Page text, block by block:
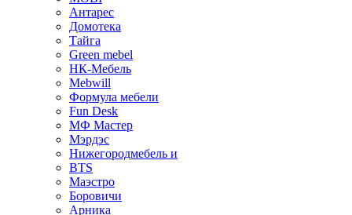
Антарес
Домотека
Тайга
Green mebel
НК-Мебель
Mebwill
Формула мебели
Fun Desk
МФ Мастер
Мэрдэс
Нижегородмебель и
BTS
Маэстро
Боровичи
Арника